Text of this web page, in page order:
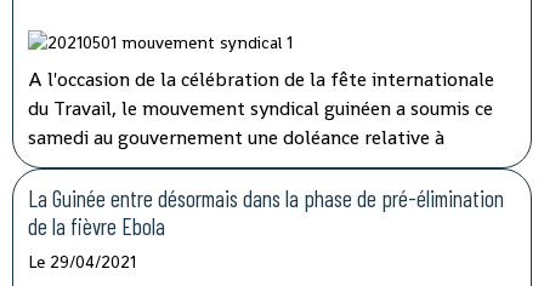
A l'occasion de la célébration de la fête internationale
du Travail, le mouvement syndical guinéen a soumis ce
samedi au gouvernement une doléance relative à
l'augmentation de salaire et de pension de retraite.
La Guinée entre désormais dans la phase de pré-élimination
de la fièvre Ebola
Le 29/04/2021